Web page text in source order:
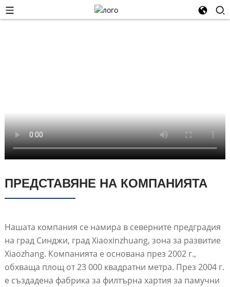
ПРЕДСТАВЯНЕ НА КОМПАНИЯТА
Нашата компания се намира в северните предградия
на град Синджи, град Xiaoxinzhuang, зона за развитие
Xiaozhang. Компанията е основана през 2002 г.,
обхваща площ от 23 000 квадратни метра. През 2004 г.
е създадена фабрика за филтърна хартия за памучни